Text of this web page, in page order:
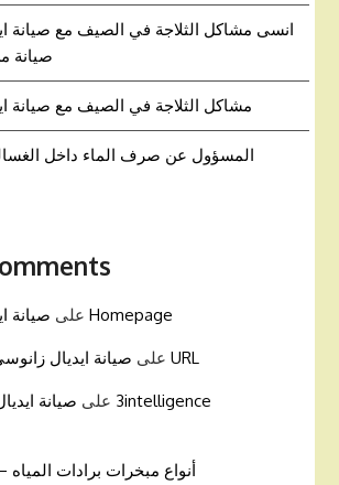
انسى مشاكل الثلاجة في الصيف مع صيانة
صيانة
مشاكل الثلاجة في الصيف مع صيانة
المسؤول عن صرف الماء داخل
Homepageعلى صيانة
URLعلى صيانة ايديال
3intelligence على صيانة
أنواع مبخرات برادات المياه